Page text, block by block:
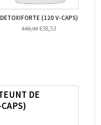
DETOXIFORTE (120 V-CAPS)
€45,90 €38,53
DE